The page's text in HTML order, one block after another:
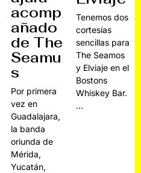
acomp
añado
de The
Seamu
s
Por primera
vez en
Guadalajara,
la banda
oriunda de
Mérida,
Yucatán,
Tenemos dos
cortesías
sencillas para
The Seamos
y Elviaje en el
Bostons
Whiskey Bar.
…